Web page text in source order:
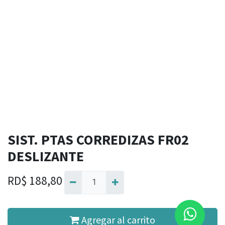
SIST. PTAS CORREDIZAS FR02
DESLIZANTE
RD$ 188,80
Agregar al carrito